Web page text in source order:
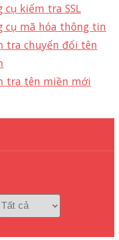
cụ kiểm tra SSL
cụ mã hóa thông tin
tra chuyển đổi tên
tra tên miền mới